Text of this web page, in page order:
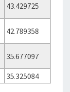
43.429725
42.789358
35.677097
35.325084